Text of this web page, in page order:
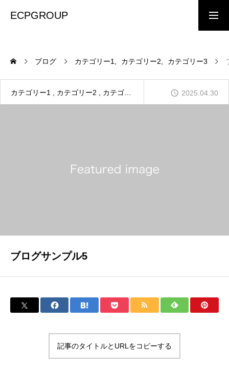
ECPGROUP
株式会社 ネクサス
フォレスト総建 株式会社
ブログ カテゴリー1 カテゴリー2 カテゴリー3
カテゴリー1 カテゴリー2 カテゴリー3 2025.04.30
ブログサンプル5
記事のタイトルとURLをコピーする